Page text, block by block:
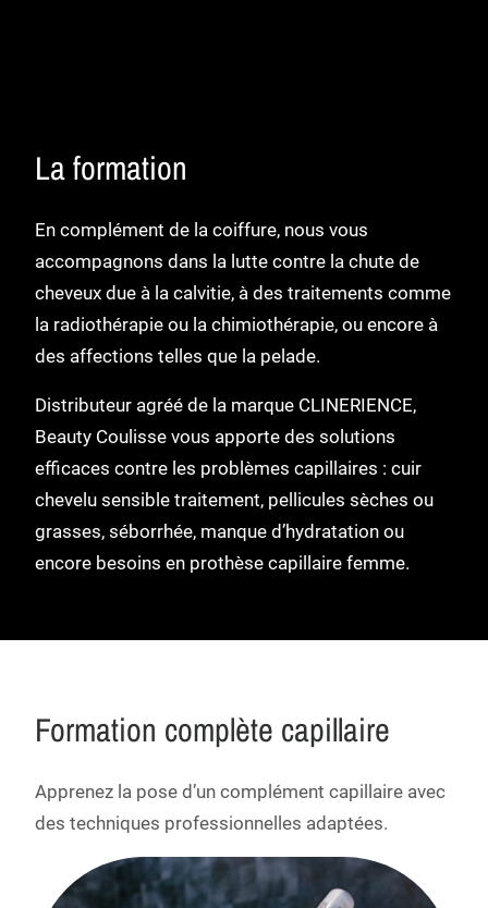
La formation
En complément de la coiffure, nous vous
accompagnons dans la lutte contre la chute de
cheveux due à la calvitie, à des traitements comme
la radiothérapie ou la chimiothérapie, ou encore à
des affections telles que la pelade.
Distributeur agréé de la marque CLINERIENCE,
Beauty Coulisse vous apporte des solutions
efficaces contre les problèmes capillaires : cuir
chevelu sensible traitement, pellicules sèches ou
grasses, séborrhée, manque d’hydratation ou
encore besoins en prothèse capillaire femme.
Formation complète capillaire
Apprenez la pose d’un complément capillaire avec
des techniques professionnelles adaptées.